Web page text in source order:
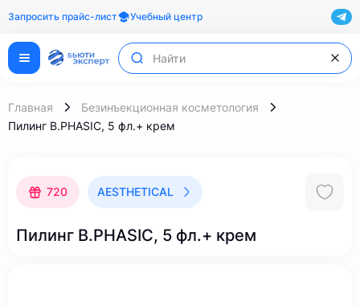
Запросить прайс-лист Учебный центр
Главная
Безинъекционная косметология
Пилинг B.PHASIC, 5 фл.+ крем
720 AESTHETICAL
Пилинг B.PHASIC, 5 фл.+ крем